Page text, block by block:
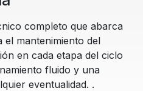
completo que abarca
el mantenimiento del
en cada etapa del ciclo
fluido y una
eventualidad. .